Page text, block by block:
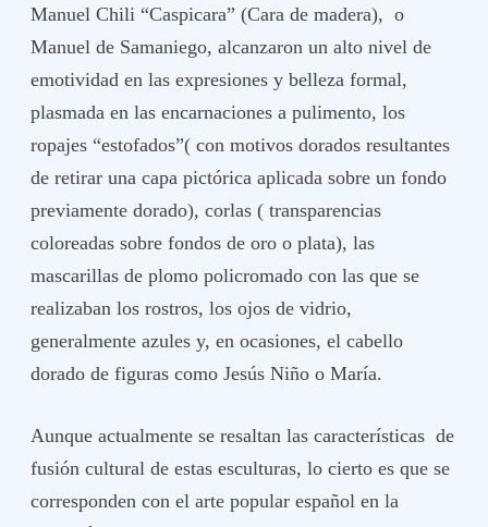
Manuel Chili “Caspicara” (Cara de madera), o
Manuel de Samaniego, alcanzaron un alto nivel de
emotividad en las expresiones y belleza formal,
plasmada en las encarnaciones a pulimento, los
ropajes “estofados”( con motivos dorados resultantes
de retirar una capa pictórica aplicada sobre un fondo
previamente dorado), corlas ( transparencias
coloreadas sobre fondos de oro o plata), las
mascarillas de plomo policromado con las que se
realizaban los rostros, los ojos de vidrio,
generalmente azules y, en ocasiones, el cabello
dorado de figuras como Jesús Niño o María.
Aunque actualmente se resaltan las características de
fusión cultural de estas esculturas, lo cierto es que se
corresponden con el arte popular español en la